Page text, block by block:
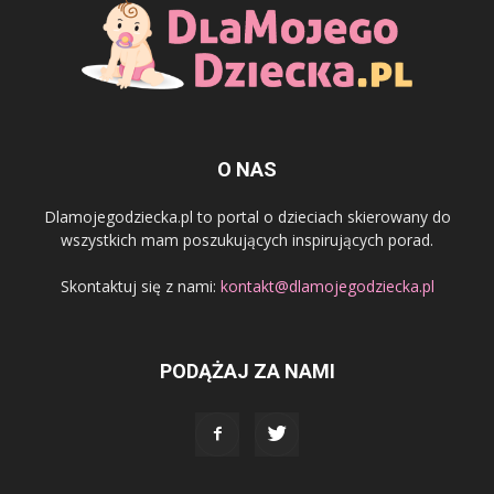
O NAS
Dlamojegodziecka.pl to portal o dzieciach skierowany do
wszystkich mam poszukujących inspirujących porad.
Skontaktuj się z nami: kontakt@dlamojegodziecka.pl
PODĄŻAJ ZA NAMI